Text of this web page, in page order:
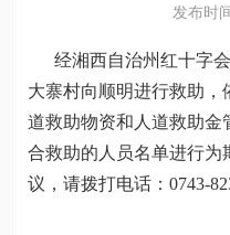
发布时
经湘西自治州红十字会
大寨村向顺明进行救助，
道救助物资和人道救助金
合救助的人员名单进行为
议，请拨打电话：0743-